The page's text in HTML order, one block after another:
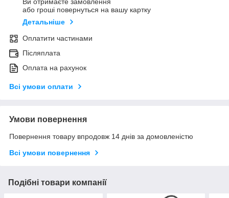
Ви отримаєте замовлення
або гроші повернуться на вашу картку
Детальніше
Оплатити частинами
Післяплата
Оплата на рахунок
Всі умови оплати
Умови повернення
Повернення товару впродовж 14 днів за домовленістю
Всі умови повернення
Подібні товари компанії